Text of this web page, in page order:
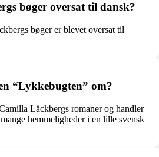
bøger oversat til dansk?
bøger er blevet oversat til
“Lykkebugten” om?
Läckbergs romaner og handler
hemmeligheder i en lille svensk